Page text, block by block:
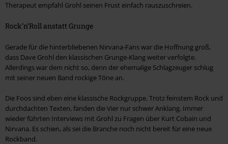
Therapeut empfahl Grohl seinen Frust einfach rauszuschreien.
Rock’n’Roll anstatt Grunge
Gerade für die hinterbliebenen Nirvana-Fans war die Hoffnung groß,
dass Dave Grohl den klassischen Grunge-Klang weiter verfolgte.
Allerdings war dem nicht so, denn der ehemalige Schlagzeuger schlug
mit seiner neuen Band rockige Töne an.
Die Foos sind eben eine klassische Rockgruppe. Trotz feinstem Rock und
durchdachten Texten, fanden die Vier nur schwer Anklang. Immer
wieder führten Interviews mit Grohl zu Fragen über Kurt Cobain und
Nirvana. Es schien, als sei die Branche noch nicht bereit für eine neue
Rockband.